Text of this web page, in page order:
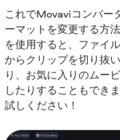
これでMovaviコンバー
ーマットを変更する方
を使用すると、ファイ
からクリップを切り抜
り、お気に入りのムー
したりすることもでき
試しください！